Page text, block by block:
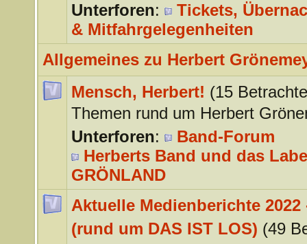
Unterforen:
Tickets,
& Mitfahrgelegenheiten
Allgemeines zu Herbert
Mensch, Herbert! (15
Themen rund um Herbert
Unterforen:
Band-Forum
Herberts Band und das
GRÖNLAND
Aktuelle Medienberichte 2022
(rund um DAS IST LOS) (49